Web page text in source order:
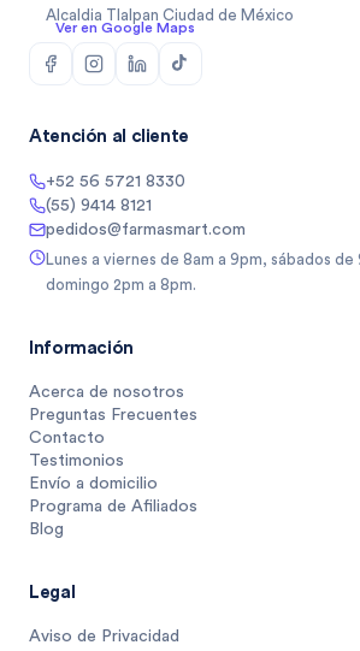
Alcaldia Tlalpan Ciudad de México
Ver en Google Maps
Atención al cliente
+52 56 5721 8330
(55) 9414 8121
pedidos@farmasmart.com
Lunes a viernes de 8am a 9pm, sábados de
domingo 2pm a 8pm.
Información
Acerca de nosotros
Preguntas Frecuentes
Contacto
Testimonios
Envío a domicilio
Programa de Afiliados
Blog
Legal
Aviso de Privacidad